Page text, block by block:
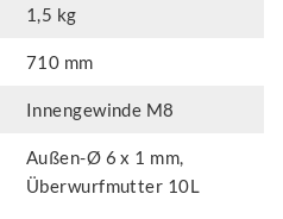
1,5 kg
710 mm
Innengewinde M8
Außen-Ø 6 x 1 mm,
Überwurfmutter 10L